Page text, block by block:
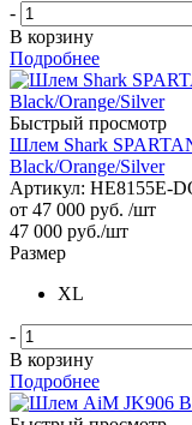
-
В корзину
Подробнее
Быстрый просмотр
Шлем Shark
Black/Orange/Silver
Артикул: HE8155E-
от 47 000 руб. /шт
47 000 руб./шт
Размер
XL
-
В корзину
Подробнее